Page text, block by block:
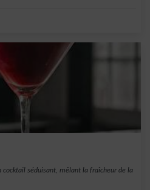
séduisant, mêlant la fraîcheur de la